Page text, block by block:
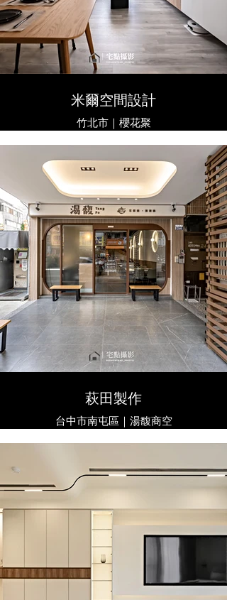
米爾空間設計
竹北市｜櫻花聚
萩田製作
台中市南屯區｜湯馥商空